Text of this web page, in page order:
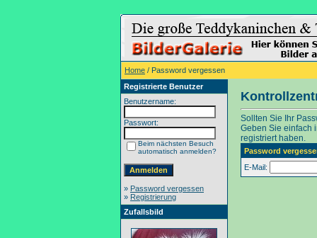
Home / Password vergessen
Registrierte Benutzer
Benutzername:
Passwort:
Beim nächsten Besuch
automatisch anmelden?
» Password vergessen
» Registrierung
Zufallsbild
Sollten Sie Ihr
Geben Sie einfach
registriert haben.
Password
E-Mail: